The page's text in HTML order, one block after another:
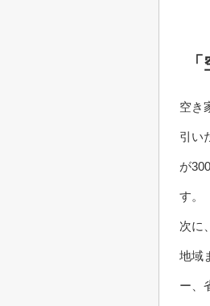
空き
引い
が
す。
次に
地域
ー、